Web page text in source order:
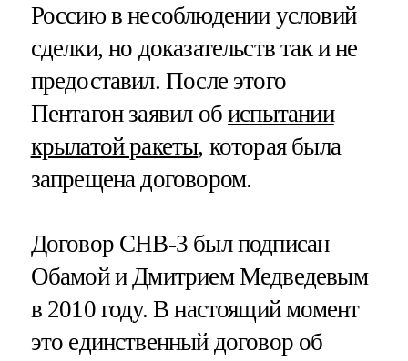
Россию в несоблюдении условий
сделки, но доказательств так и не
предоставил. После этого
Пентагон заявил обиспытании
крылатой ракеты, которая была
запрещена договором.
Договор СНВ-3 был подписан
Обамой и Дмитрием Медведевым
в 2010 году. В настоящий момент
это единственный договор об